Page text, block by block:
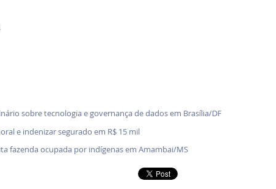
sobre tecnologia e governança de dados em Brasília/DF
e indenizar segurado em R$ 15 mil
fazenda ocupada por indígenas em Amambai/MS